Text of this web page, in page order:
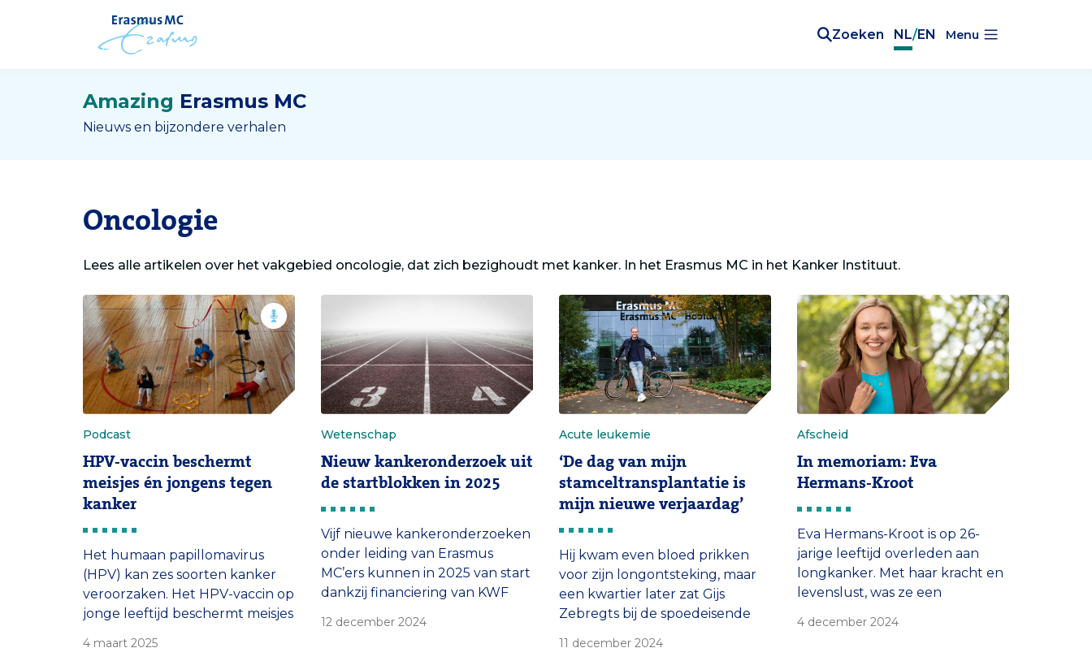
Zoeken NL/EN Menu
Amazing Erasmus MC
Nieuws en bijzondere verhalen
Oncologie
Lees alle artikelen over het vakgebied oncologie, dat zich bezighoudt met kanker. In het Erasmus MC in het Kanker Instituut.
Podcast
HPV-vaccin beschermt
meisjes én jongens tegen
kanker
Het humaan papillomavirus
(HPV) kan zes soorten kanker
veroorzaken. Het HPV-vaccin op
jonge leeftijd beschermt meisjes
precies werkt, vertellen
4 maart 2025
Wetenschap
Nieuw kankeronderzoek uit
de startblokken in 2025
Vijf nieuwe kankeronderzoeken
onder leiding van Erasmus
MC’ers kunnen in 2025 van start
dankzij financiering van KWF
het om een investering van ruim
12 december 2024
Acute leukemie
‘De dag van mijn
stamceltransplantatie is
mijn nieuwe verjaardag’
Hij kwam even bloed prikken
voor zijn longontsteking, maar
een kwartier later zat Gijs
Zebregts bij de spoedeisende
leukemie. Nu, ruim een jaar
11 december 2024
Afscheid
In memoriam: Eva
Hermans-Kroot
Eva Hermans-Kroot is op 26-
jarige leeftijd overleden aan
longkanker. Met haar kracht en
levenslust, was ze een
inspiratie voor velen.
4 december 2024